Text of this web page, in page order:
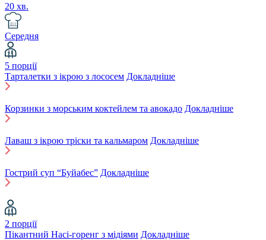
20 хв.
Середня
5 порції
Тарталетки з ікрою з лососем Докладніше
Корзинки з морським коктейлем та авокадо Докладніше
Лаваш з ікрою тріски та кальмаром Докладніше
Гострий суп “Буйабес” Докладніше
2 порції
Пікантний Насі-горенг з мідіями Докладніше